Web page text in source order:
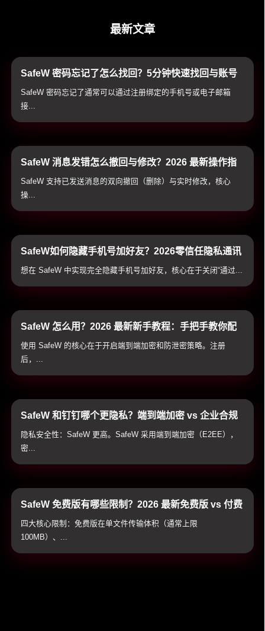
最新文章
SafeW 密码忘记了怎么找回？5分钟快速找回与账号
重置指南
SafeW 密码忘记了通常可以通过注册绑定的手机号或电子邮箱
接...
SafeW 消息发错怎么撤回与修改？2026 最新操作指
南与双向销毁避坑技巧
SafeW 支持已发送消息的双向撤回（删除）与实时修改，核心
操...
SafeW如何隐藏手机号加好友？2026零信任隐私通讯
配置与实战技巧
想在 SafeW 中实现完全隐藏手机号加好友，核心在于关闭“通过...
SafeW 怎么用？2026 最新新手教程：手把手教你配
置加密通讯与防泄密防护
使用 SafeW 的核心在于开启端到端加密和防泄密策略。注册
后，...
SafeW 和钉钉哪个更隐私？端到端加密 vs 企业合规
通讯隐私全方位横评
隐私安全性：SafeW 更高。SafeW 采用端到端加密（E2EE），
密...
SafeW 免费版有哪些限制？2026 最新免费版 vs 付费
高级版全方位对比与避坑指南
四大核心限制：免费版在单文件传输体积（通常上限
100MB）、...